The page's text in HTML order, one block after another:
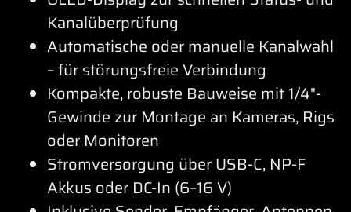
Kanalüberprüfung
Automatische oder manuelle Kanalwahl
– für störungsfreie Verbindung
Kompakte, robuste Bauweise mit 1/4"-
Gewinde zur Montage an Kameras, Rigs
oder Monitoren
Stromversorgung über USB-C, NP-F
Akkus oder DC-In (6–16 V)